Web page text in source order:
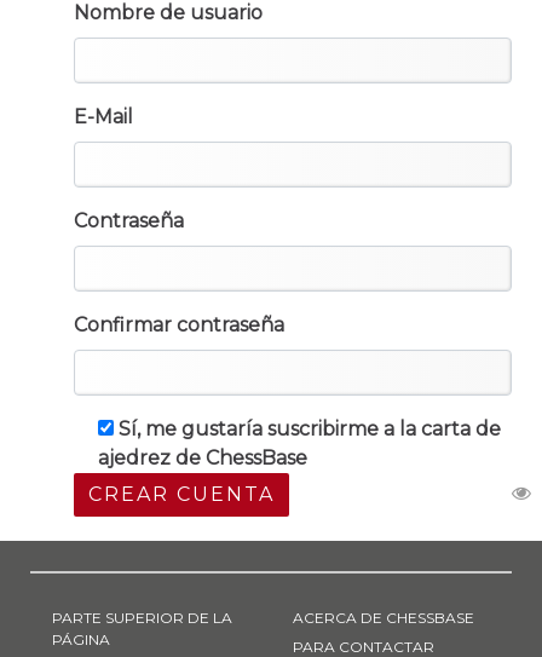
Nombre de usuario
E-Mail
Contraseña
Confirmar contraseña
Sí, me gustaría suscribirme a la carta de
ajedrez de ChessBase
CREAR CUENTA
PARTE SUPERIOR DE LA
PÁGINA
ACERCA DE CHESSBASE
PARA CONTACTAR